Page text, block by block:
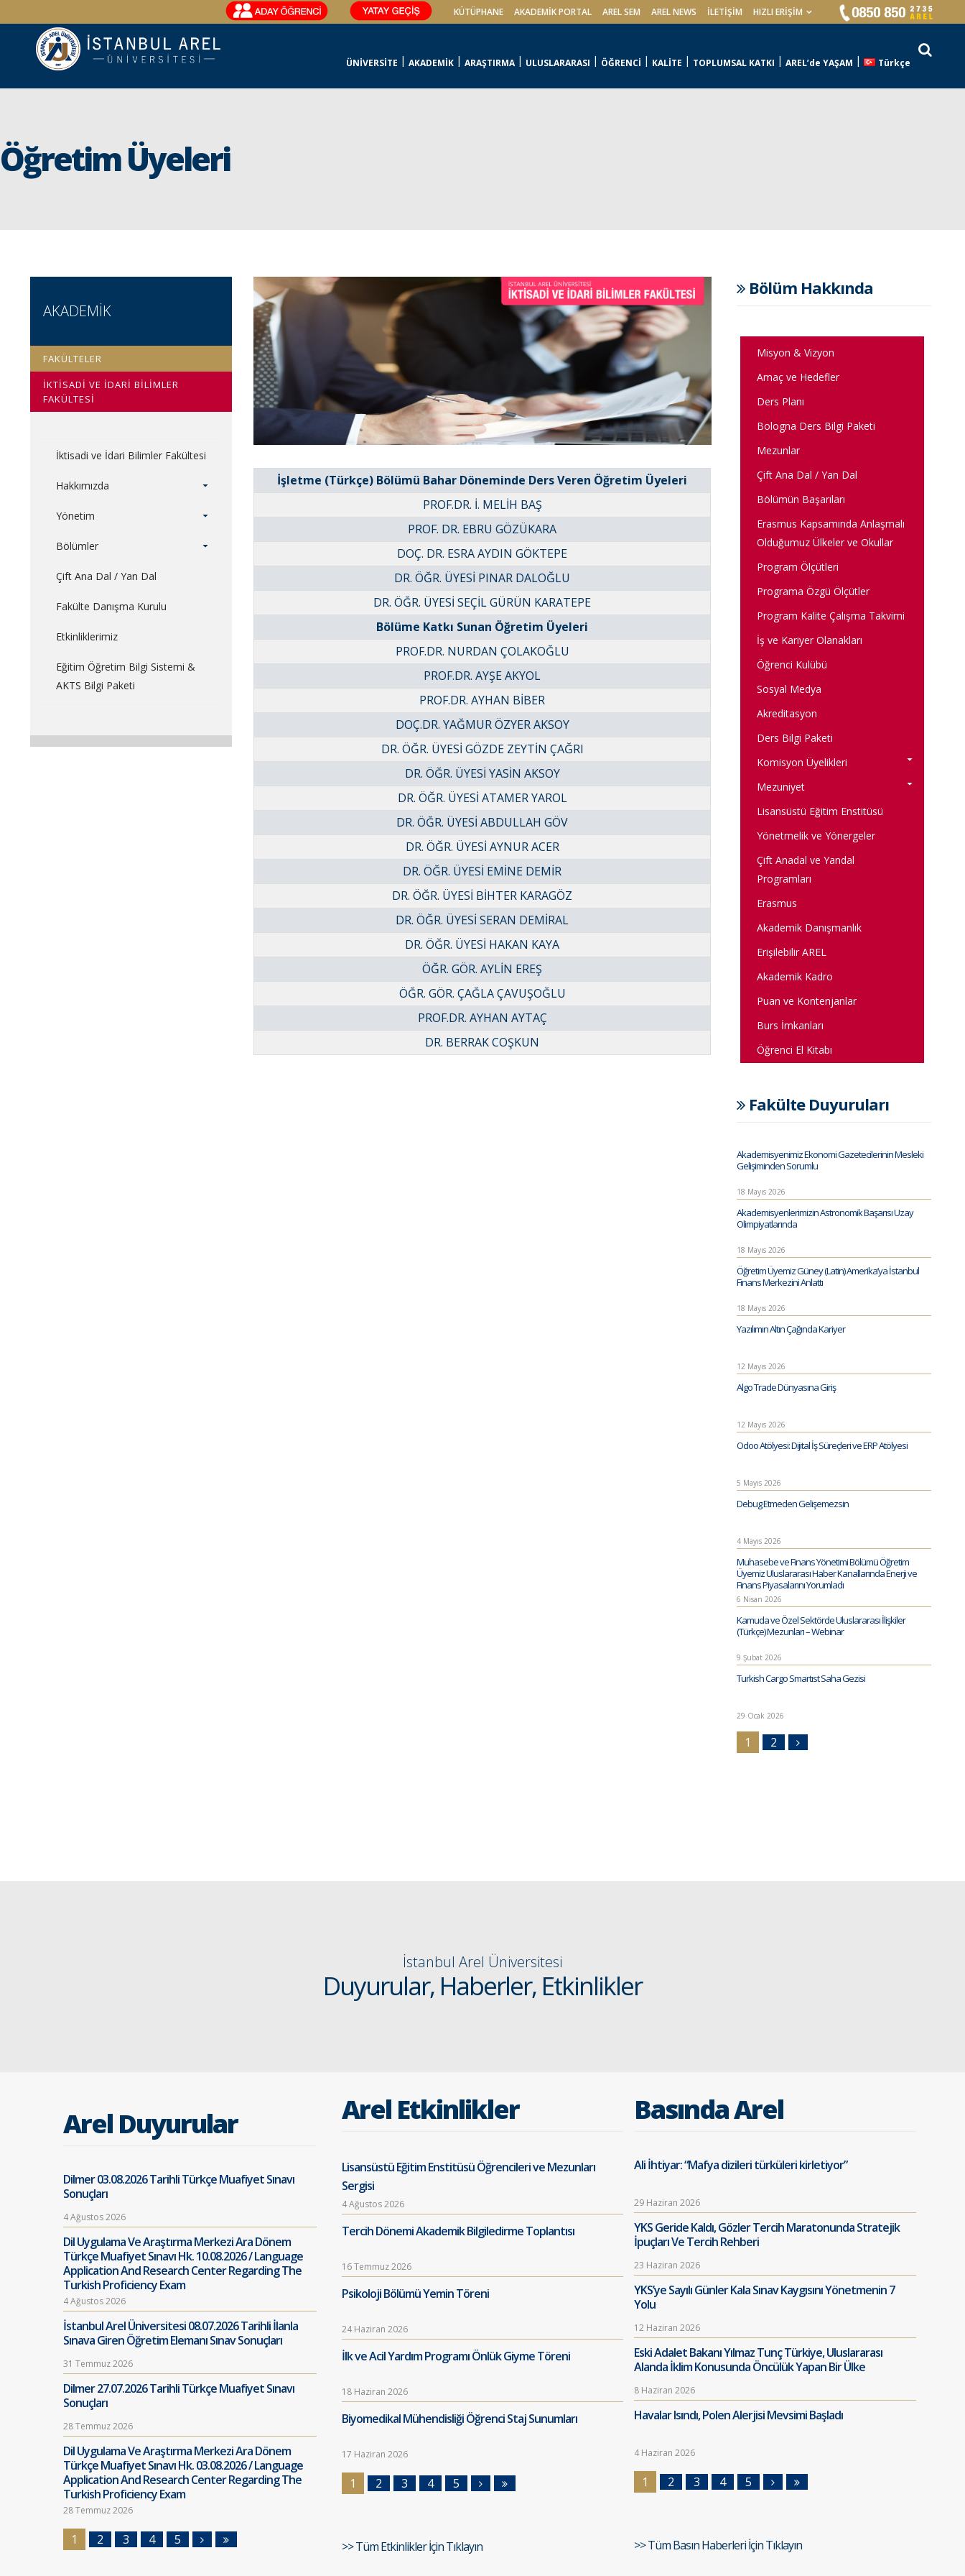
KÜTÜPHANE AKADEMİK PORTAL AREL SEM AREL NEWS İLETIŞIM HIZLI ERİŞİM
ÜNİVERSİTE AKADEMİK ARAŞTIRMA ULUSLARARASI ÖĞRENCİ KALİTE TOPLUMSAL KATKI AREL’de YAŞAM Türkçe
Öğretim Üyeleri
AKADEMİK
FAKÜLTELER
İKTİSADİ VE İDARİ BİLİMLER
FAKÜLTESİ
İktisadi ve İdari Bilimler Fakültesi
Hakkımızda
Yönetim
Bölümler
Çift Ana Dal / Yan Dal
Fakülte Danışma Kurulu
Etkinliklerimiz
Eğitim Öğretim Bilgi Sistemi &
AKTS Bilgi Paketi
İşletme (Türkçe) Bölümü Bahar Döneminde Ders Veren Öğretim Üyeleri
PROF.DR. İ. MELİH BAŞ
PROF. DR. EBRU GÖZÜKARA
DOÇ. DR. ESRA AYDIN GÖKTEPE
DR. ÖĞR. ÜYESİ PINAR DALOĞLU
DR. ÖĞR. ÜYESİ SEÇİL GÜRÜN KARATEPE
Bölüme Katkı Sunan Öğretim Üyeleri
PROF.DR. NURDAN ÇOLAKOĞLU
PROF.DR. AYŞE AKYOL
PROF.DR. AYHAN BİBER
DOÇ.DR. YAĞMUR ÖZYER AKSOY
DR. ÖĞR. ÜYESİ GÖZDE ZEYTİN ÇAĞRI
DR. ÖĞR. ÜYESİ YASİN AKSOY
DR. ÖĞR. ÜYESİ ATAMER YAROL
DR. ÖĞR. ÜYESİ ABDULLAH GÖV
DR. ÖĞR. ÜYESİ AYNUR ACER
DR. ÖĞR. ÜYESİ EMİNE DEMİR
DR. ÖĞR. ÜYESİ BİHTER KARAGÖZ
DR. ÖĞR. ÜYESİ SERAN DEMİRAL
DR. ÖĞR. ÜYESİ HAKAN KAYA
ÖĞR. GÖR. AYLİN EREŞ
ÖĞR. GÖR. ÇAĞLA ÇAVUŞOĞLU
PROF.DR. AYHAN AYTAÇ
DR. BERRAK COŞKUN
Bölüm Hakkında
Misyon & Vizyon
Amaç ve Hedefler
Ders Planı
Bologna Ders Bilgi Paketi
Mezunlar
Çift Ana Dal / Yan Dal
Bölümün Başarıları
Erasmus Kapsamında Anlaşmalı
Olduğumuz Ülkeler ve Okullar
Program Ölçütleri
Programa Özgü Ölçütler
Program Kalite Çalışma Takvimi
İş ve Kariyer Olanakları
Öğrenci Kulübü
Sosyal Medya
Akreditasyon
Ders Bilgi Paketi
Komisyon Üyelikleri
Mezuniyet
Lisansüstü Eğitim Enstitüsü
Yönetmelik ve Yönergeler
Çift Anadal ve Yandal
Programları
Erasmus
Akademik Danışmanlık
Erişilebilir AREL
Akademik Kadro
Puan ve Kontenjanlar
Burs İmkanları
Öğrenci El Kitabı
Fakülte Duyuruları
Akademisyenimiz Ekonomi Gazetecilerinin Mesleki
Gelişiminden Sorumlu
18 Mayıs 2026
Akademisyenlerimizin Astronomik Başarısı Uzay
Olimpiyatlarında
18 Mayıs 2026
Öğretim Üyemiz Güney (Latin) Amerika’ya İstanbul
Finans Merkezini Anlattı
18 Mayıs 2026
Yazılımın Altın Çağında Kariyer
12 Mayıs 2026
Algo Trade Dünyasına Giriş
12 Mayıs 2026
Odoo Atölyesi: Dijital İş Süreçleri ve ERP Atölyesi
5 Mayıs 2026
Debug Etmeden Gelişemezsin
4 Mayıs 2026
Muhasebe ve Finans Yönetimi Bölümü Öğretim
Üyemiz Uluslararası Haber Kanallarında Enerji ve
Finans Piyasalarını Yorumladı
6 Nisan 2026
Kamuda ve Özel Sektörde Uluslararası İlişkiler
(Türkçe) Mezunları – Webinar
9 Şubat 2026
Turkish Cargo Smartıst Saha Gezisi
29 Ocak 2026
1 2
İstanbul Arel Üniversitesi
Duyurular, Haberler, Etkinlikler
Arel Duyurular
Dilmer 03.08.2026 Tarihli Türkçe Muafiyet Sınavı
Sonuçları
4 Ağustos 2026
Dil Uygulama Ve Araştırma Merkezi Ara Dönem
Türkçe Muafiyet Sınavı Hk. 10.08.2026 / Language
Application And Research Center Regarding The
Turkish Proficiency Exam
4 Ağustos 2026
İstanbul Arel Üniversitesi 08.07.2026 Tarihli İlanla
Sınava Giren Öğretim Elemanı Sınav Sonuçları
31 Temmuz 2026
Dilmer 27.07.2026 Tarihli Türkçe Muafiyet Sınavı
Sonuçları
28 Temmuz 2026
Dil Uygulama Ve Araştırma Merkezi Ara Dönem
Türkçe Muafiyet Sınavı Hk. 03.08.2026 / Language
Application And Research Center Regarding The
Turkish Proficiency Exam
28 Temmuz 2026
1 2 3 4 5
Arel Etkinlikler
Lisansüstü Eğitim Enstitüsü Öğrencileri ve Mezunları
Sergisi
4 Ağustos 2026
Tercih Dönemi Akademik Bilgiledirme Toplantısı
16 Temmuz 2026
Psikoloji Bölümü Yemin Töreni
24 Haziran 2026
İlk ve Acil Yardım Programı Önlük Giyme Töreni
18 Haziran 2026
Biyomedikal Mühendisliği Öğrenci Staj Sunumları
17 Haziran 2026
1 2 3 4 5
>> Tüm Etkinlikler İçin Tıklayın
Basında Arel
Ali İhtiyar: “Mafya dizileri türküleri kirletiyor”
29 Haziran 2026
YKS Geride Kaldı, Gözler Tercih Maratonunda Stratejik
İpuçları Ve Tercih Rehberi
23 Haziran 2026
YKS’ye Sayılı Günler Kala Sınav Kaygısını Yönetmenin 7
Yolu
12 Haziran 2026
Eski Adalet Bakanı Yılmaz Tunç Türkiye, Uluslararası
Alanda İklim Konusunda Öncülük Yapan Bir Ülke
8 Haziran 2026
Havalar Isındı, Polen Alerjisi Mevsimi Başladı
4 Haziran 2026
1 2 3 4 5
>> Tüm Basın Haberleri İçin Tıklayın